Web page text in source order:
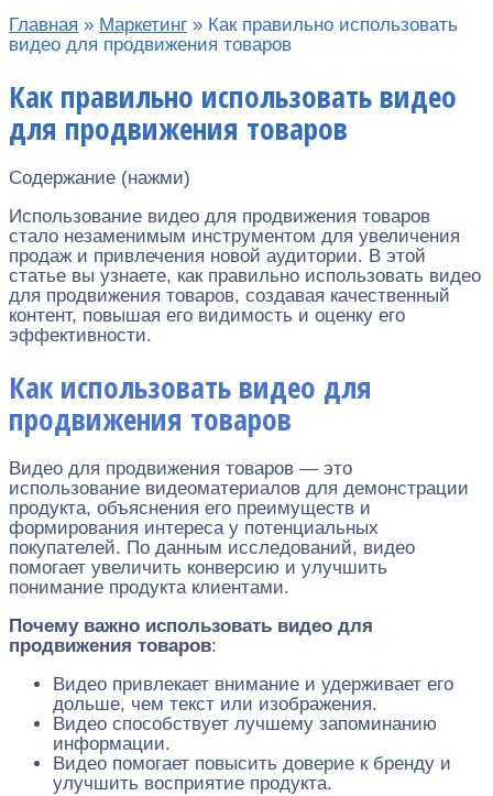
Главная » Маркетинг » Как правильно использовать
видео для продвижения товаров
Как правильно использовать видео
для продвижения товаров
Содержание (нажми)
Использование видео для продвижения товаров
стало незаменимым инструментом для увеличения
продаж и привлечения новой аудитории. В этой
статье вы узнаете, как правильно использовать видео
для продвижения товаров, создавая качественный
контент, повышая его видимость и оценку его
эффективности.
Как использовать видео для
продвижения товаров
Видео для продвижения товаров — это
использование видеоматериалов для демонстрации
продукта, объяснения его преимуществ и
формирования интереса у потенциальных
покупателей. По данным исследований, видео
помогает увеличить конверсию и улучшить
понимание продукта клиентами.
Почему важно использовать видео для
продвижения товаров:
Видео привлекает внимание и удерживает его
дольше, чем текст или изображения.
Видео способствует лучшему запоминанию
информации.
Видео помогает повысить доверие к бренду и
улучшить восприятие продукта.